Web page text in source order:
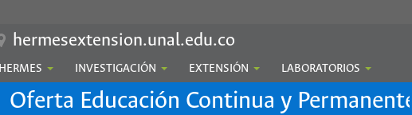
hermesextension.unal.edu.co
HERMES INVESTIGACIÓN EXTENSIÓN LABORATORIOS
Oferta Educación Continua y Permanente